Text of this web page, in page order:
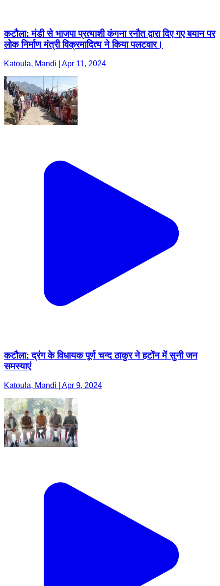
कटौला: मंडी से भाजपा प्रत्याशी कंगना रनौत द्वारा दिए गए बयान पर
लोक निर्माण मंत्री विक्रमादित्य ने किया पलटवार।
Katoula, Mandi | Apr 11, 2024
कटौला: द्रंग के विधायक पूर्ण चन्द ठाकुर ने हटोंन में सुनी जन
समस्याएं
Katoula, Mandi | Apr 9, 2024